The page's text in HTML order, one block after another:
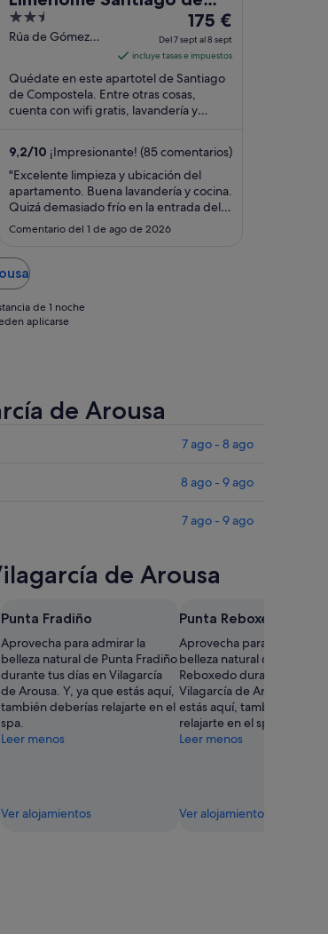
Compostela
2.5
out
5
Rúa de Gómez
Coruña
El
precio
es
de
175 €
por
del
7
sept
al
175 €
Del 7 sept al 8 sept
incluye tasas e impuestos
Quédate en este apartotel de Santiago
de Compostela. Entre otras cosas,
cuenta con wifi gratis, lavandería y
9,2/10 ¡Impresionante! (85 comentarios)
"Excelente limpieza y ubicación del
apartamento. Buena lavandería y cocina.
Quizá demasiado frío en la entrada del
edificio."
Comentario del 1 de ago de 2026
de 1 noche
aplicarse
de Arousa
7 ago - 8 ago
8 ago - 9 ago
7 ago - 9 ago
de Arousa
Punta Fradiño
Aprovecha para admirar la
belleza natural de Punta Fradiño
durante tus días en Vilagarcía
de Arousa. Y, ya que estás aquí,
también deberías relajarte en el
spa.
Leer menos
Ver alojamientos
Punta Reboxedo
Aprovecha para admirar la
belleza natural de Punta
Reboxedo durante tus
Vilagarcía de Arousa. Y, ya
estás aquí, también
relajarte en el spa.
Leer menos
Ver alojamientos